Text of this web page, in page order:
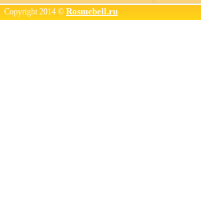
Copyright 2014 © Rosmebell.ru